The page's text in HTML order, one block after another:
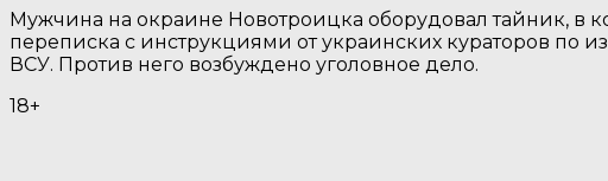
Мужчина на окраине Новотроицка оборудовал тайник, в
переписка с инструкциями от украинских кураторов по
ВСУ. Против него возбуждено уголовное дело.
18+